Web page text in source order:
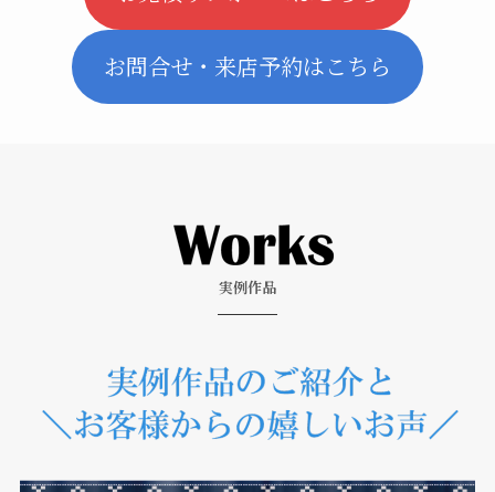
お問合せ・来店予約はこちら
実例作品